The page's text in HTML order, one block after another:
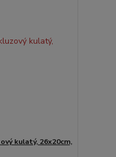
kulatý, 26x20cm,